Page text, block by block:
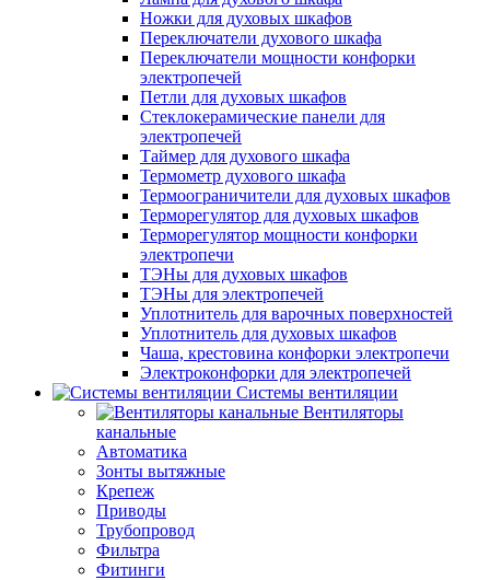
Ножки для духовых шкафов
Переключатели духового шкафа
Переключатели мощности конфорки
электропечей
Петли для духовых шкафов
Стеклокерамические панели для
электропечей
Таймер для духового шкафа
Термометр духового шкафа
Термоограничители для духовых шкафов
Терморегулятор для духовых шкафов
Терморегулятор мощности конфорки
электропечи
ТЭНы для духовых шкафов
ТЭНы для электропечей
Уплотнитель для варочных поверхностей
Уплотнитель для духовых шкафов
Чаша, крестовина конфорки электропечи
Электроконфорки для электропечей
Системы вентиляции
Вентиляторы
канальные
Автоматика
Зонты вытяжные
Крепеж
Приводы
Трубопровод
Фильтра
Фитинги